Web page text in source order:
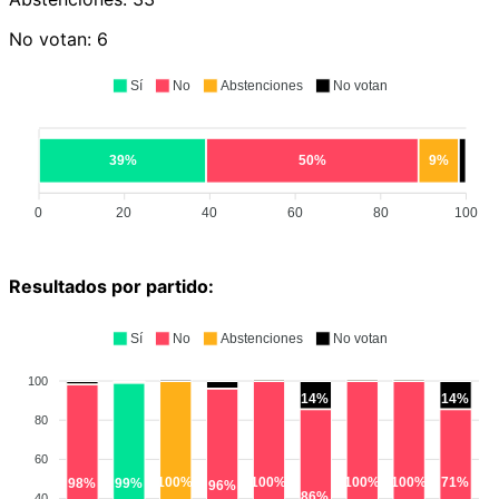
No votan: 6
39% 50% 9%
100
80
60
40
20
0
Sí No Abstenciones No votan
Resultados por partido:
100
80
60
99%
98% 96%
100%
100% 100% 71%
100%
14% 14%
Sí No Abstenciones No votan